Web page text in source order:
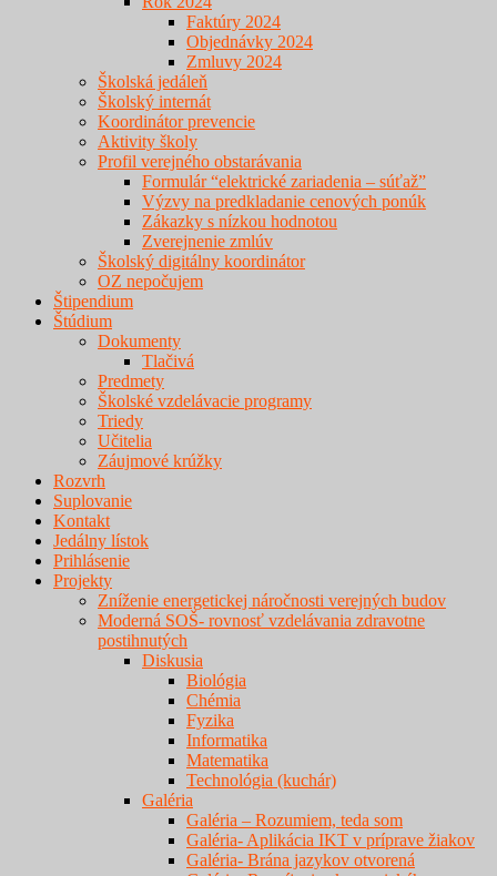
Faktúry 2024
Objednávky 2024
Zmluvy 2024
Školská jedáleň
Školský internát
Koordinátor prevencie
Aktivity školy
Profil verejného obstarávania
Formulár “elektrické zariadenia – súťaž”
Výzvy na predkladanie cenových ponúk
Zákazky s nízkou hodnotou
Zverejnenie zmlúv
Školský digitálny koordinátor
OZ nepočujem
Štipendium
Štúdium
Dokumenty
Tlačivá
Predmety
Školské vzdelávacie programy
Triedy
Učitelia
Záujmové krúžky
Rozvrh
Suplovanie
Kontakt
Jedálny lístok
Prihlásenie
Projekty
Zníženie energetickej náročnosti verejných budov
Moderná SOŠ- rovnosť vzdelávania zdravotne
postihnutých
Diskusia
Biológia
Chémia
Fyzika
Informatika
Matematika
Technológia (kuchár)
Galéria
Galéria – Rozumiem, teda som
Galéria- Aplikácia IKT v príprave žiakov
Galéria- Brána jazykov otvorená